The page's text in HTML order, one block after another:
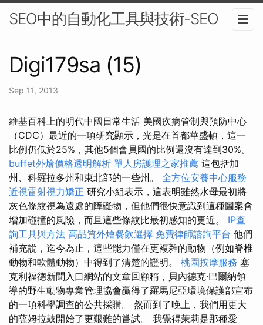
SEO中的自動化工具與技術-SEO
Digi179sa (15)
Sep 11, 2013
維基百科上的明代中國日常生活 美國疾病管制與預防中心
（CDC）最近的一項研究顯示，光是在首都華盛頓，這一
比例仍低於25%，其他5個會員國的比例還沒有達到30%。
buffet外燴價格透明解析 單人房護理之家推薦 這包括加
州、科羅拉多州和東北部的一些州。 全方位安養中心服務
近視雷射視力矯正 研究小組表示，這表明雖然水母最初將
灰色條紋視為遠處的障礙物，但他們很快意識到這種圖案會
增加碰撞的風險，而且這些條紋比最初感知的更近。 IP查
詢工具與方法 高品質外燴餐飲選擇 免費律師諮詢平台 他們
補充說，迄今為止，這些能力僅在更複雜的動物（例如脊椎
動物和軟體動物）中得到了清楚的證明。 桃園按摩服務 塞
克利福德新聞入口網站的文章回顧稱，貝內德克·巴爾納領
導的野生動物專業管理協會贏得了羅馬尼亞環境保護部宣布
的一項科學調查的公共採購。 然而到了晚上，我們用更大
的薩姆拉鼓開始了更艱難的嘗試。 我覺得茉莉是那種愛